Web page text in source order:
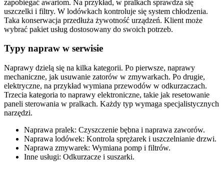
zapobiegać awariom. Na przykład, w pralkach sprawdza się
uszczelki i filtry. W lodówkach kontroluje się system chłodzenia.
Taka konserwacja przedłuża żywotność urządzeń. Klient może
wybrać pakiet usług dostosowany do swoich potrzeb.
Typy napraw w serwisie
Naprawy dzielą się na kilka kategorii. Po pierwsze, naprawy
mechaniczne, jak usuwanie zatorów w zmywarkach. Po drugie,
elektryczne, na przykład wymiana przewodów w odkurzaczach.
Trzecia kategoria to naprawy elektroniczne, takie jak resetowanie
paneli sterowania w pralkach. Każdy typ wymaga specjalistycznych
narzędzi.
Naprawa pralek: Czyszczenie bębna i naprawa zaworów.
Naprawa lodówek: Kontrola sprężarek i uszczelnianie drzwi.
Naprawa zmywarek: Wymiana pomp i filtrów.
Inne usługi: Odkurzacze i suszarki.